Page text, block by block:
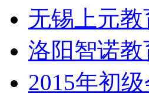
无锡上元
洛阳智诺
2015年初